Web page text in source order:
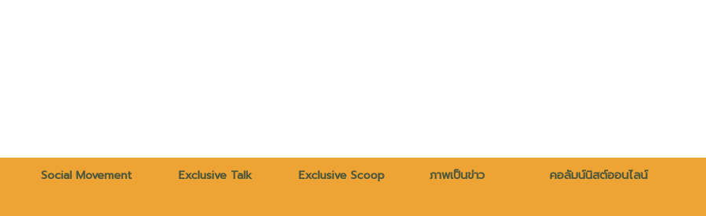
Social Movement Exclusive Talk Exclusive Scoop ภาพเป็นข่าว คอลัมน์นิสต์ออนไลน์